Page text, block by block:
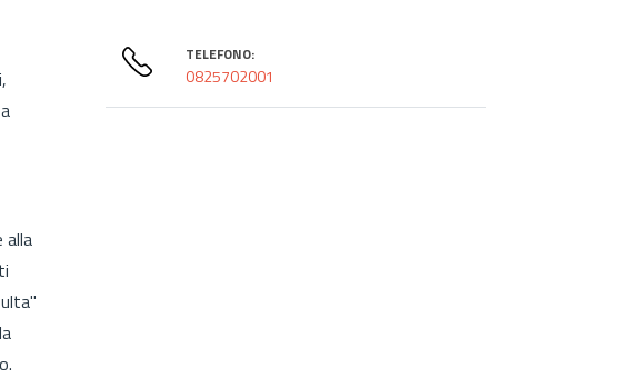
alla
TELEFONO:
0825702001